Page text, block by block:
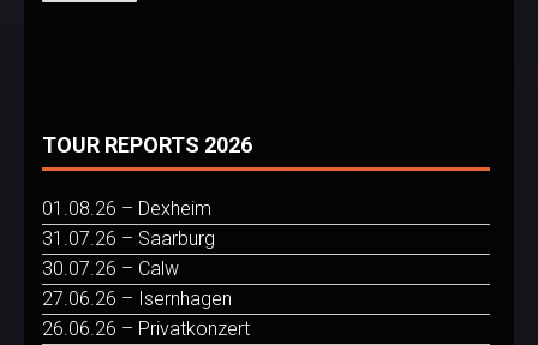
TOUR REPORTS 2026
01.08.26 – Dexheim
31.07.26 – Saarburg
30.07.26 – Calw
27.06.26 – Isernhagen
26.06.26 – Privatkonzert